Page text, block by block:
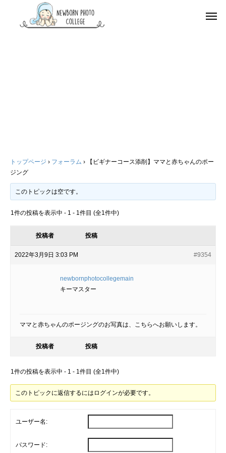
トップページ › フォーラム ›
【ビギナーコース添削】ママと赤ちゃんのポー
ジング
このトピックは空です。
1件の投稿を表示中 - 1 - 1件目 (全1件中)
投稿者 投稿
2022年3月9日 3:03 PM #9354
newbornphotocollegemain
キーマスター
ママと赤ちゃんのポージングのお写真は、こちらへお願いします。
投稿者 投稿
1件の投稿を表示中 - 1 - 1件目 (全1件中)
このトピックに返信するにはログインが必要です。
ユーザー名:
パスワード: